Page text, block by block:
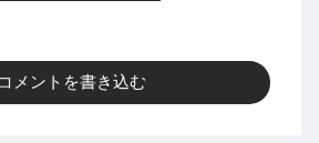
コメントを書き込む